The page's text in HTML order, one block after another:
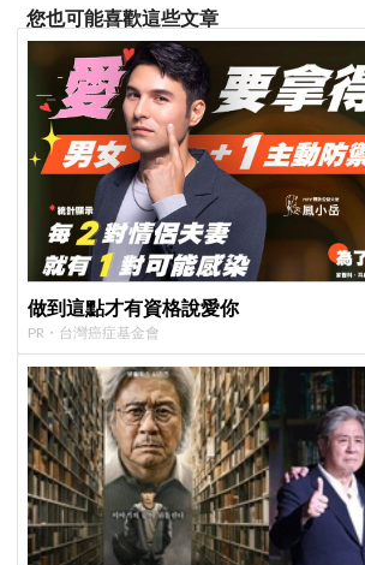
您也可能喜歡這些文章
做到這點才有資格說愛你
PR・台灣癌症基金會